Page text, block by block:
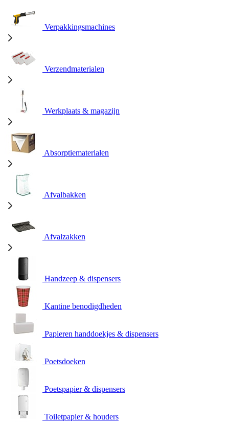
Verpakkingsmachines
Verzendmaterialen
Werkplaats & magazijn
Absorptiematerialen
Afvalbakken
Afvalzakken
Handzeep & dispensers
Kantine benodigdheden
Papieren handdoekjes & dispensers
Poetsdoeken
Poetspapier & dispensers
Toiletpapier & houders